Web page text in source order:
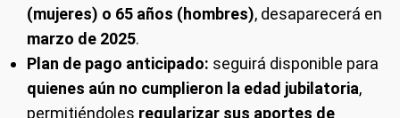
(mujeres) o 65 años (hombres), desaparecerá en
marzo de 2025.
Plan de pago anticipado: seguirá disponible para
quienes aún no cumplieron la edad jubilatoria,
permitiéndoles regularizar sus aportes de